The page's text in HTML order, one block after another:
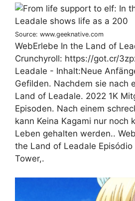
Source: www.geeknative.com
WebErlebe In the Land of
Crunchyroll: https://got.cr/
Leadale - Inhalt:Neue
Gefilden. Nachdem sie nach
Land of Leadale. 2022 1K
Episoden. Nach einem
kann Keina Kagami nur noch
Leben gehalten werden..
the Land of Leadale Episódio
Tower,.